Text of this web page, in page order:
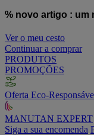
% novo artigo : um
Ver o meu cesto
Continuar a comprar
PRODUTOS
PROMOÇÕES
Oferta Eco-
MANUTAN EXPERT
Siga a sua encomenda